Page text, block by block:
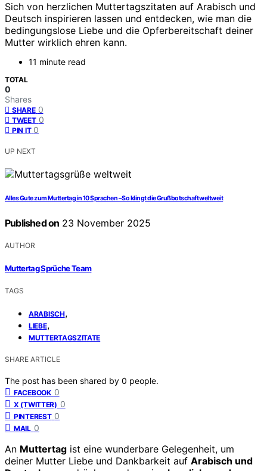
Sich von herzlichen Muttertagszitaten auf Arabisch und
Deutsch inspirieren lassen und entdecken, wie man die
bedingungslose Liebe und die Opferbereitschaft deiner
Mutter wirklich ehren kann.
11 minute read
TOTAL
0
Shares
SHARE 0
TWEET 0
PIN IT 0
UP NEXT
Alles Gute zum Muttertag in 10 Sprachen – So klingt die Grußbotschaft weltweit
Published on 23 November 2025
AUTHOR
Muttertag Sprüche Team
TAGS
ARABISCH,
LIEBE,
MUTTERTAGSZITATE
SHARE ARTICLE
The post has been shared by 0 people.
FACEBOOK 0
X (TWITTER) 0
PINTEREST 0
MAIL 0
An Muttertag ist eine wunderbare Gelegenheit, um
deiner Mutter Liebe und Dankbarkeit auf Arabisch und